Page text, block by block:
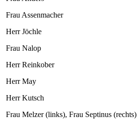
Frau Assenmacher
Herr Jöchle
Frau Nalop
Herr Reinkober
Herr May
Herr Kutsch
Frau Melzer (links), Frau Septinus (rechts)